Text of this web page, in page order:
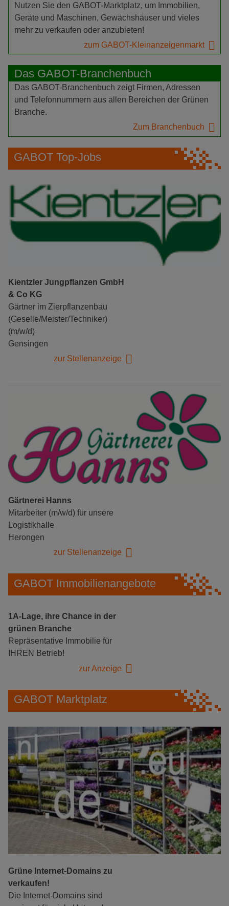
Nutzen Sie den GABOT-Marktplatz, um Immobilien,
Geräte und Maschinen, Gewächshäuser und vieles
mehr zu verkaufen oder anzubieten!
zum GABOT-Kleinanzeigenmarkt
Das GABOT-Branchenbuch
Das GABOT-Branchenbuch zeigt Firmen, Adressen
und Telefonnummern aus allen Bereichen der Grünen
Branche.
Zum Branchenbuch
GABOT Top-Jobs
Kientzler Jungpflanzen GmbH
& Co KG
Gärtner im Zierpflanzenbau
(Geselle/Meister/Techniker)
(m/w/d)
Gensingen
zur Stellenanzeige
Gärtnerei Hanns
Mitarbeiter (m/w/d) für unsere
Logistikhalle
Herongen
zur Stellenanzeige
GABOT Immobilienangebote
1A-Lage, ihre Chance in der
grünen Branche
Repräsentative Immobilie für
IHREN Betrieb!
zur Anzeige
GABOT Marktplatz
Grüne Internet-Domains zu
verkaufen!
Die Internet-Domains sind